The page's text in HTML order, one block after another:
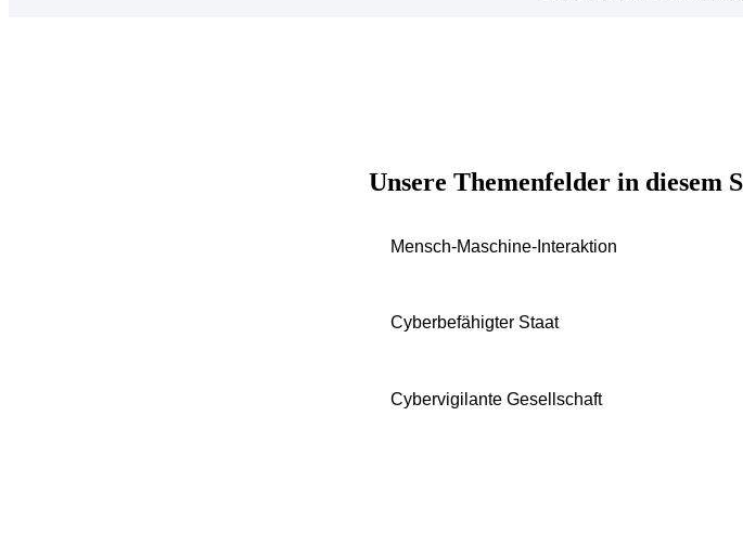
Unsere Themenfelder in diesem
Mensch-Maschine-Interaktion
Cyberbefähigter Staat
Cybervigilante Gesellschaft